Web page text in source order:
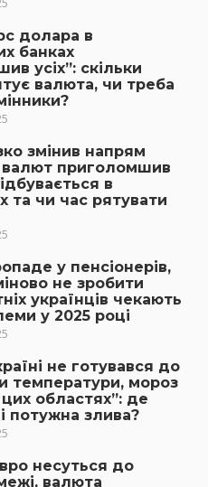
долара в
банках
усіх”: скільки
валюта, чи треба
змінив напрям
валют приголомшив
в
та чи час рятувати
у пенсіонерів,
не зробити
українців чекають
у 2025 році
не готувався до
температури, мороз
областях”: де
потужна злива?
несуться до
валюта